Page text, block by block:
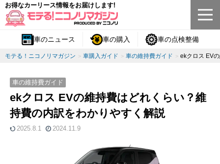
お得なカーリース情報をお届けします!
車のニュース 車の購入 車の点検整備
モテる！ニコノリマガジン 車購入ガイド 車の維持費ガイド ekクロス EV
車の維持費ガイド
ekクロス EVの維持費はどれくらい？維
持費の内訳をわかりやすく解説
2025.8.1 2024.11.9